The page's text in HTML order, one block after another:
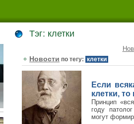
Тэг: клетки
Новости по тегу: клетки
Если
клетки,
Принцип
году
могут